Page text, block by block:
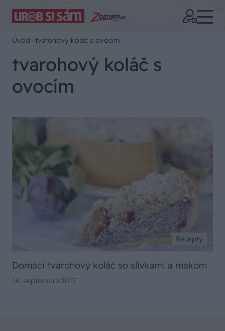
Úvod tvarohový koláč s ovocím
tvarohový koláč s
ovocím
Recepty
Domáci tvarohový koláč so slivkami a makom
14. septembra 2017